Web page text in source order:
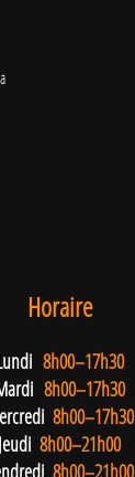
Horaire
8h00–17h30
8h00–17h30
8h00–17h30
Jeudi 8h00–21h00